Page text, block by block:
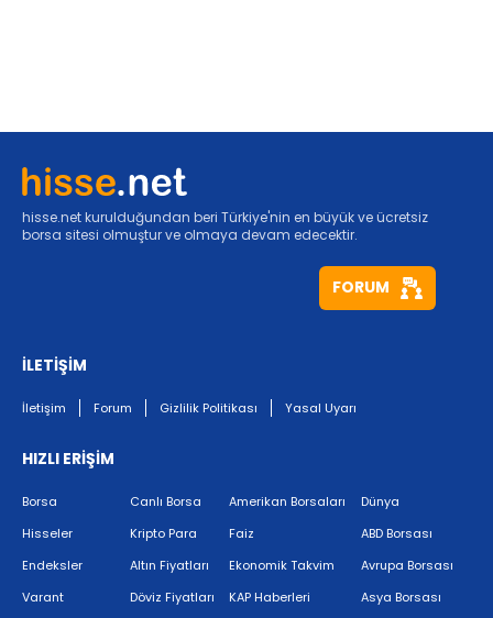
hisse.net kurulduğundan beri Türkiye'nin en büyük ve ücretsiz
borsa sitesi olmuştur ve olmaya devam edecektir.
FORUM
İLETİŞİM
İletişim Forum Gizlilik Politikası Yasal Uyarı
HIZLI ERİŞİM
Borsa
Hisseler
Endeksler
Varant
Canlı Borsa
Kripto Para
Altın Fiyatları
Döviz Fiyatları
Amerikan Borsaları
Faiz
Ekonomik Takvim
KAP Haberleri
Dünya
ABD Borsası
Avrupa Borsası
Asya Borsası